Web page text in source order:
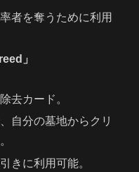
者を奪うために利用
」
去カード。
自分の墓地からクリ
きに利用可能。